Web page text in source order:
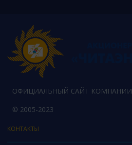
ОФИЦИАЛЬНЫЙ САЙТ КОМПАНИИ
© 2005-2023
КОНТАКТЫ